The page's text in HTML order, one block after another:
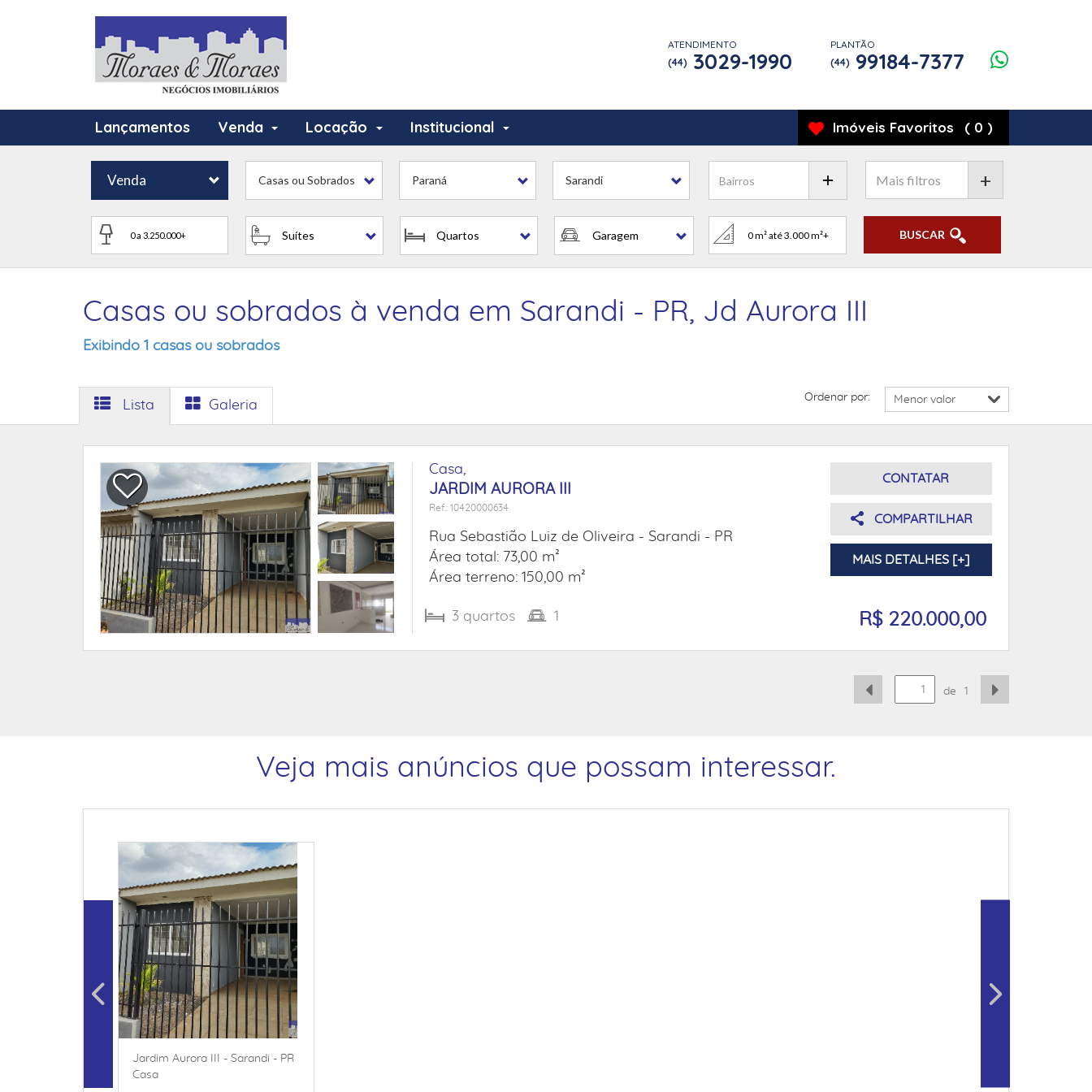
ATENDIMENTO
(44) 3029-1990
PLANTÃO
(44) 99184-7377
Lançamentos Venda Locação Institucional Imóveis Favoritos ( 0 )
Venda Casas ou Sobrados Paraná Sarandi
Suítes Quartos Garagem
+
BUSCAR
Casas ou sobrados à venda em Sarandi - PR, Jd Aurora III
Exibindo 1 casas ou sobrados
Lista Galeria
Ordenar por:
Casa,
JARDIM AURORA III
Ref.: 10420000634
Rua Sebastião Luiz de Oliveira - Sarandi - PR
Área total: 73,00 m²
Área terreno: 150,00 m²
3 quartos 1
CONTATAR
COMPARTILHAR
MAIS DETALHES [+]
R$ 220.000,00
de 1
Veja mais anúncios que possam interessar.
Jardim Aurora III - Sarandi - PR
Casa